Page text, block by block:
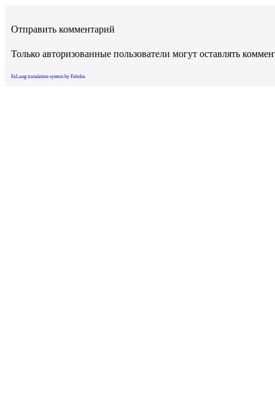
Отправить комментарий
Только авторизованные пользователи могут оставлять
FaLang translation system by Faboba